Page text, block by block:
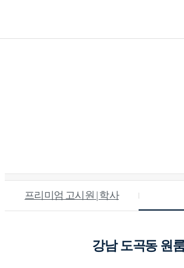
프리미엄 고시원 | 학사
강남 도곡동 원